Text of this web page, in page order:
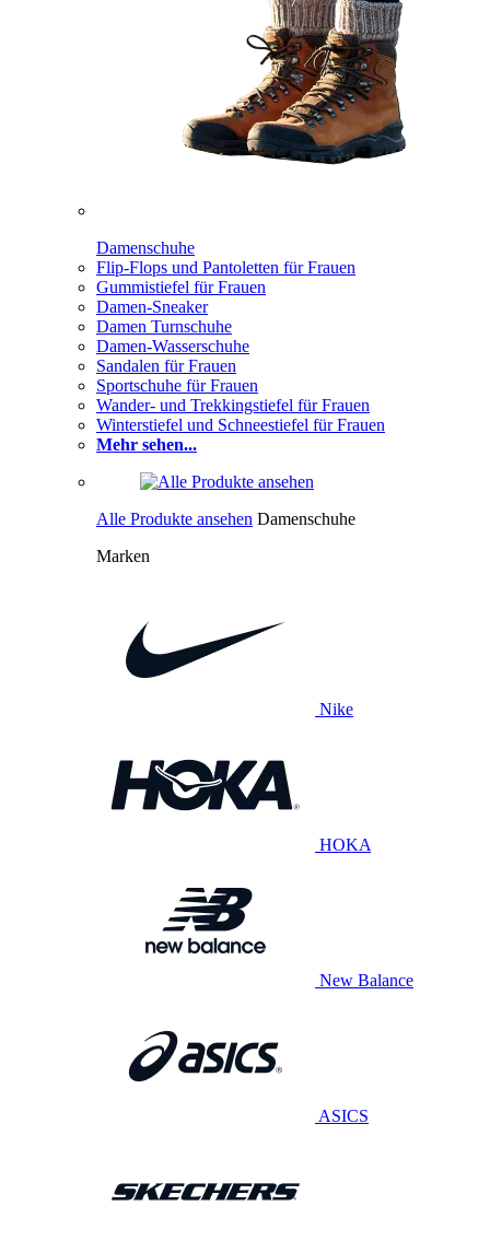
Damenschuhe
Flip-Flops und Pantoletten für Frauen
Gummistiefel für Frauen
Damen-Sneaker
Damen Turnschuhe
Damen-Wasserschuhe
Sandalen für Frauen
Sportschuhe für Frauen
Wander- und Trekkingstiefel für Frauen
Winterstiefel und Schneestiefel für Frauen
Mehr sehen...
Alle Produkte ansehen Damenschuhe
Marken
Nike
HOKA
New Balance
ASICS